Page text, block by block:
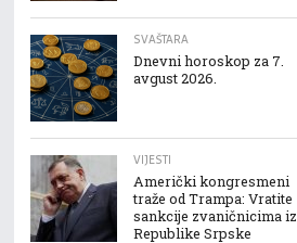
SVAŠTARA
Dnevni horoskop za 7.
avgust 2026.
VIJESTI
Američki kongresmeni
traže od Trampa: Vratite
sankcije zvaničnicima iz
Republike Srpske